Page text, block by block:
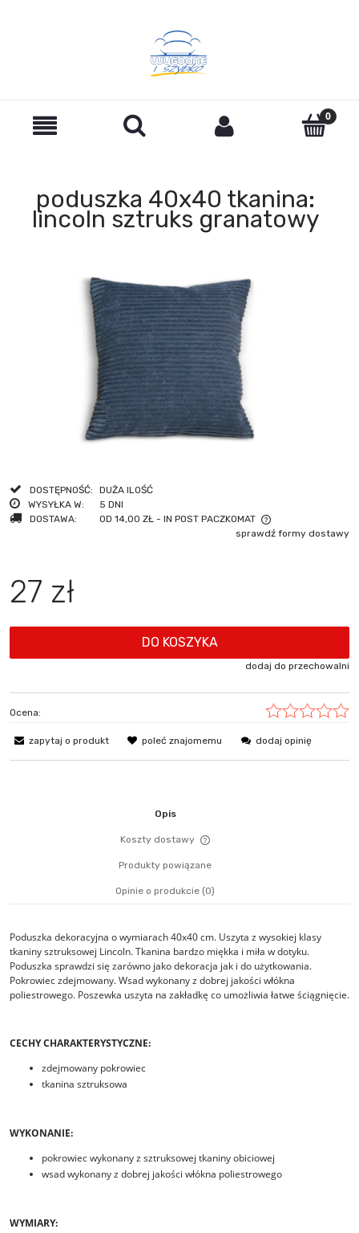
poduszka 40x40 tkanina:
lincoln sztruks granatowy
DOSTĘPNOŚĆ:
DUŻA ILOŚĆ
WYSYŁKA W:
5 DNI
DOSTAWA:
OD 14,00 ZŁ - IN POST PACZKOMAT
CENA NIE ZAWIERA EWENTUALNYCH KOSZTÓW PŁATNOŚCI
sprawdź formy dostawy
27 zł
DO KOSZYKA
dodaj do przechowalni
Ocena:
zapytaj o produkt poleć znajomemu dodaj opinię
Opis
Koszty dostawy
Produkty powiązane
Opinie o produkcie (0)
Poduszka dekoracyjna o wymiarach 40x40 cm. Uszyta z wysokiej klasy
tkaniny sztruksowej Lincoln. Tkanina bardzo miękka i miła w dotyku.
Poduszka sprawdzi się zarówno jako dekoracja jak i do użytkowania.
Pokrowiec zdejmowany. Wsad wykonany z dobrej jakości włókna
poliestrowego. Poszewka uszyta na zakładkę co umożliwia łatwe ściągnięcie.
CECHY CHARAKTERYSTYCZNE:
zdejmowany pokrowiec
tkanina sztruksowa
WYKONANIE:
pokrowiec wykonany z sztruksowej tkaniny obiciowej
wsad wykonany z dobrej jakości włókna poliestrowego
WYMIARY: